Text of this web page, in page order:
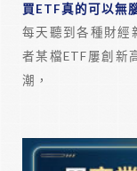
買ETF真的可以無
每天聽到各種財經
者某檔ETF屢創新
潮，